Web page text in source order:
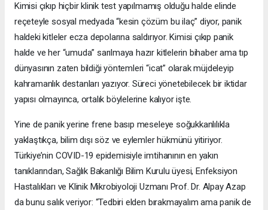
Kimisi çıkıp hiçbir klinik test yapılmamış olduğu halde elinde
reçeteyle sosyal medyada “kesin çözüm bu ilaç” diyor, panik
haldeki kitleler ecza depolarına saldırıyor. Kimisi çıkıp panik
halde ve her “umuda” sarılmaya hazır kitlelerin bihaber ama tıp
dünyasının zaten bildiği yöntemleri “icat” olarak müjdeleyip
kahramanlık destanları yazıyor. Süreci yönetebilecek bir iktidar
yapısı olmayınca, ortalık böylelerine kalıyor işte.
Yine de panik yerine frene basıp meseleye soğukkanlılıkla
yaklaştıkça, bilim dışı söz ve eylemler hükmünü yitiriyor.
Türkiye’nin COVID-19 epidemisiyle imtihanının en yakın
tanıklarından, Sağlık Bakanlığı Bilim Kurulu üyesi, Enfeksiyon
Hastalıkları ve Klinik Mikrobiyoloji Uzmanı Prof. Dr. Alpay Azap
da bunu salık veriyor: “Tedbiri elden bırakmayalım ama panik de